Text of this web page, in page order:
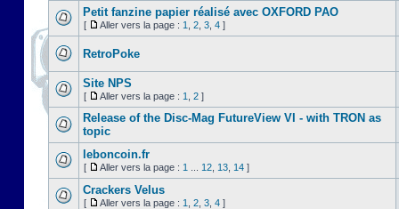
Petit fanzine papier réalisé avec OXFORD PAO
[ Aller vers la page : 1 2 3 4 ]
RetroPoke
Site NPS
[ Aller vers la page : 1 2 ]
Release of the Disc-Mag FutureView VI - with TRON as
topic
leboncoin.fr
[ Aller vers la page : 1 12 13 14 ]
Crackers Velus
[ Aller vers la page : 1 2 3 4 ]